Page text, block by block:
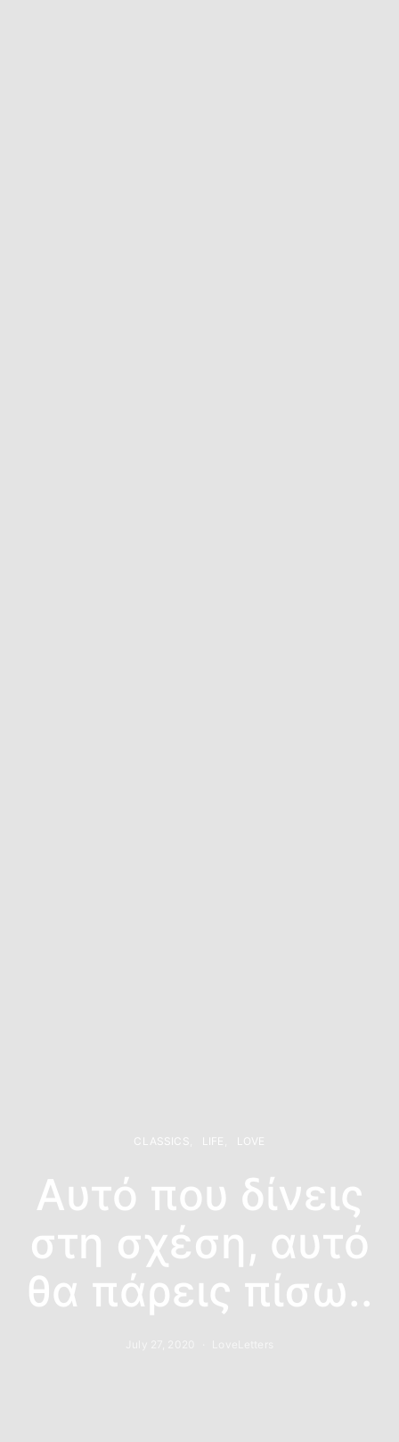
CLASSICS LIFE LOVE
Αυτό που δίνεις
στη σχέση, αυτό
θα πάρεις πίσω..